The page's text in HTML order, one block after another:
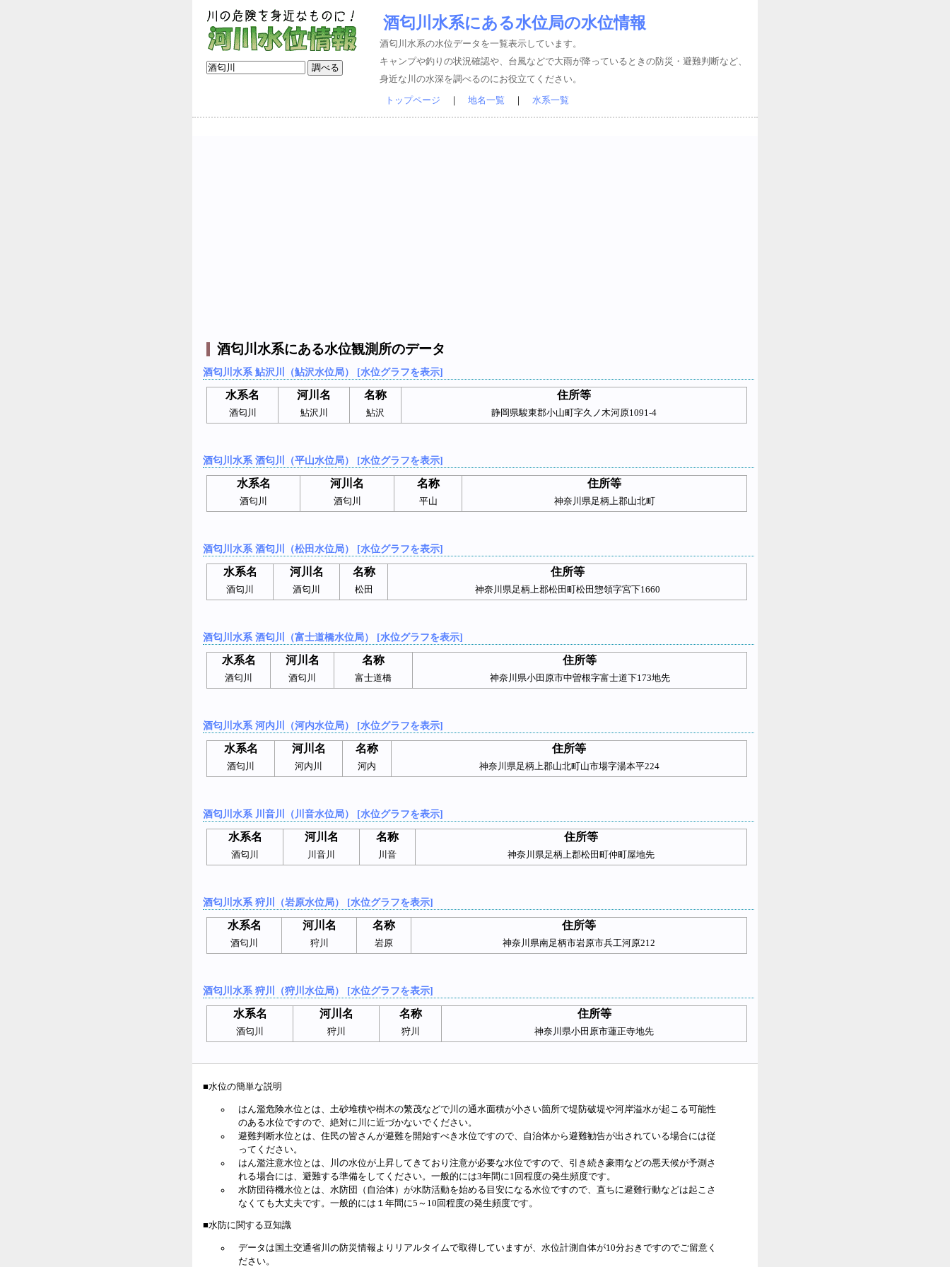
酒匂川水系にある水位局の水位情報
酒匂川水系の水位データを一覧表示しています。
キャンプや釣りの状況確認や、台風などで大雨が降っているときの防災・避難判断など、
身近な川の水深を調べるのにお役立てください。
トップページ 地名一覧 水系一覧
酒匂川水系にある水位観測所のデータ
酒匂川水系 鮎沢川（鮎沢水位局） [水位グラフを表示]
水系名 河川名 名称 住所等
酒匂川 鮎沢川 鮎沢 静岡県駿東郡小山町字久ノ木河原1091-4
酒匂川水系 酒匂川（平山水位局） [水位グラフを表示]
水系名 河川名 名称 住所等
酒匂川 酒匂川 平山 神奈川県足柄上郡山北町
酒匂川水系 酒匂川（松田水位局） [水位グラフを表示]
水系名 河川名 名称 住所等
酒匂川 酒匂川 松田 神奈川県足柄上郡松田町松田惣領字宮下1660
酒匂川水系 酒匂川（富士道橋水位局） [水位グラフを表示]
水系名 河川名 名称 住所等
酒匂川 酒匂川 富士道橋 神奈川県小田原市中曽根字富士道下173地先
酒匂川水系 河内川（河内水位局） [水位グラフを表示]
水系名 河川名 名称 住所等
酒匂川 河内川 河内 神奈川県足柄上郡山北町山市場字湯本平224
酒匂川水系 川音川（川音水位局） [水位グラフを表示]
水系名 河川名 名称 住所等
酒匂川 川音川 川音 神奈川県足柄上郡松田町仲町屋地先
酒匂川水系 狩川（岩原水位局） [水位グラフを表示]
水系名 河川名 名称 住所等
酒匂川 狩川 岩原 神奈川県南足柄市岩原市兵工河原212
酒匂川水系 狩川（狩川水位局） [水位グラフを表示]
水系名 河川名 名称 住所等
酒匂川 狩川 狩川 神奈川県小田原市蓮正寺地先
■水位の簡単な説明
はん濫危険水位とは、土砂堆積や樹木の繁茂などで川の通水面積が小さい箇所で堤防破堤や河岸溢水が起こる可能性
のある水位ですので、絶対に川に近づかないでください。
避難判断水位とは、住民の皆さんが避難を開始すべき水位ですので、自治体から避難勧告が出されている場合には従
ってください。
はん濫注意水位とは、川の水位が上昇してきており注意が必要な水位ですので、引き続き豪雨などの悪天候が予測さ
れる場合には、避難する準備をしてください。一般的には3年間に1回程度の発生頻度です。
水防団待機水位とは、水防団（自治体）が水防活動を始める目安になる水位ですので、直ちに避難行動などは起こさ
なくても大丈夫です。一般的には１年間に5～10回程度の発生頻度です。
■水防に関する豆知識
データは国土交通省川の防災情報よりリアルタイムで取得していますが、水位計測自体が10分おきですのでご留意く
ださい。